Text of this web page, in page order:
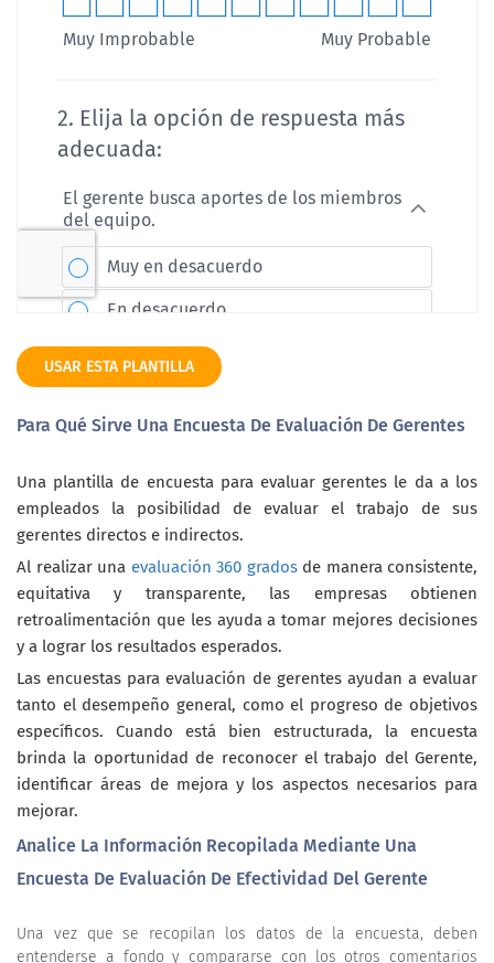
USAR ESTA PLANTILLA
Para Qué Sirve Una Encuesta De Evaluación De Gerentes
Una plantilla de encuesta para evaluar gerentes le da a los
empleados la posibilidad de evaluar el trabajo de sus
gerentes directos e indirectos.
Al realizar una evaluación 360 gradosde manera consistente,
equitativa y transparente, las empresas obtienen
retroalimentación que les ayuda a tomar mejores decisiones
y a lograr los resultados esperados.
Las encuestas para evaluación de gerentes ayudan a evaluar
tanto el desempeño general, como el progreso de objetivos
específicos. Cuando está bien estructurada, la encuesta
brinda la oportunidad de reconocer el trabajo del Gerente,
identificar áreas de mejora y los aspectos necesarios para
mejorar.
Analice La Información Recopilada Mediante Una
Encuesta De Evaluación De Efectividad Del Gerente
Una vez que se recopilan los datos de la encuesta, deben
entenderse a fondo y compararse con los otros comentarios